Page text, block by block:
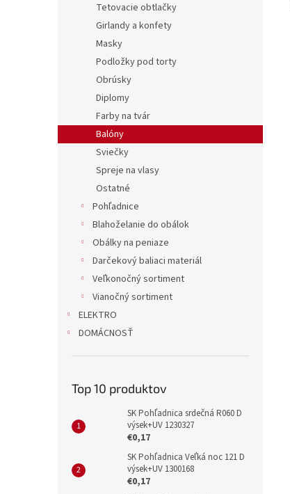
Tetovacie obtlačky
Girlandy a konfety
Masky
Podložky pod torty
Obrúsky
Diplomy
Farby na tvár
Balóny
Sviečky
Spreje na vlasy
Ostatné
Pohľadnice
Blahoželanie do obálok
Obálky na peniaze
Darčekový baliaci materiál
Veľkonočný sortiment
Vianočný sortiment
ELEKTRO
DOMÁCNOSŤ
Top 10 produktov
SK Pohľadnica srdečná R060 D
výsek+UV 1230327
€0,17
SK Pohľadnica Veľká noc 121 D
výsek+UV 1300168
€0,17